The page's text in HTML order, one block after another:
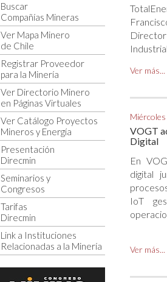
Buscar
Compañías Mineras
Ver Mapa Minero
de Chile
Registrar Proveedor
para la Minería
Ver Directorio Minero
en Páginas Virtuales
Ver Catálogo Proyectos
Mineros y Energía
Presentación
Direcmin
Seminarios y
Congresos
Tarifas
Direcmin
Link a Instituciones
Relacionadas a la Minería
Director
Ver más...
VOGT
Digital
En
digital
IoT
Ver más...